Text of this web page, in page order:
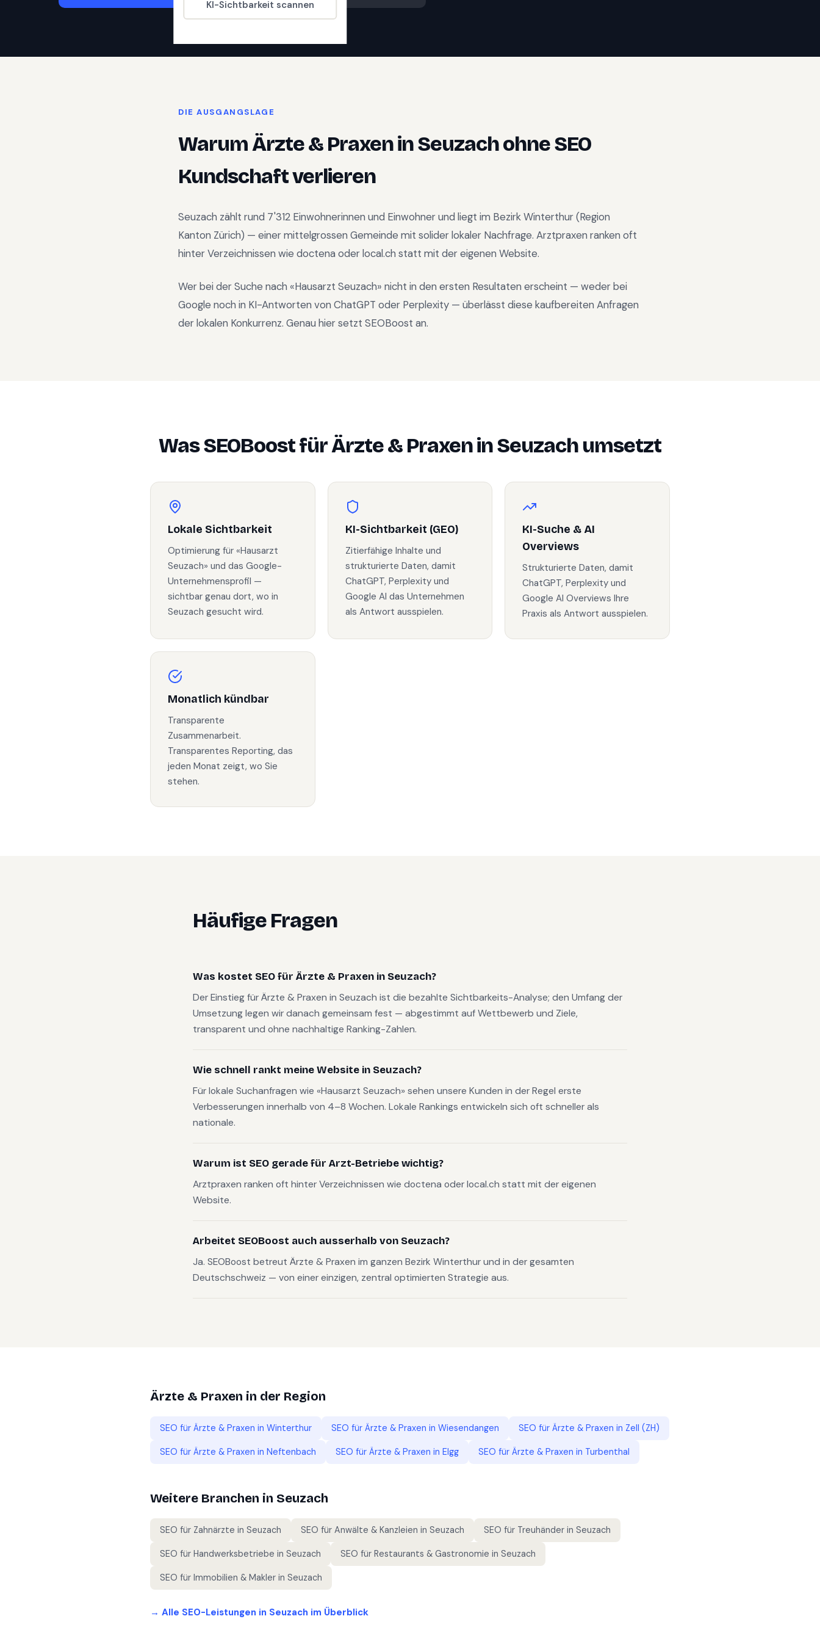
KI-Sichtbarkeit scannen
DIE AUSGANGSLAGE
WarumÄrzte & PraxeninSeuzachohne SEO
Kundschaft verlieren
Seuzach zählt rund 7'312 Einwohnerinnen und Einwohner und liegt im Bezirk Winterthur(Region
Kanton Zürich) — einer mittelgrossen Gemeinde mit solider lokaler Nachfrage. Arztpraxen ranken oft
hinter Verzeichnissen wie doctena oder local.ch statt mit der eigenen Website.
Wer bei der Suche nach «Hausarzt Seuzach» nicht in den ersten Resultaten erscheint — weder bei
Google noch in KI-Antworten von ChatGPT oder Perplexity — überlässt diese kaufbereiten Anfragen
der lokalen Konkurrenz. Genau hier setzt SEOBoost an.
Was SEOBoost fürÄrzte & PraxeninSeuzachumsetzt
Lokale Sichtbarkeit
Optimierung für «Hausarzt
Seuzach» und das Google-
Unternehmensprofil —
sichtbar genau dort, wo in
Seuzach gesucht wird.
KI-Sichtbarkeit (GEO)
Zitierfähige Inhalte und
strukturierte Daten, damit
ChatGPT, Perplexity und
Google AI das Unternehmen
als Antwort ausspielen.
KI-Suche & AI
Overviews
Strukturierte Daten, damit
ChatGPT, Perplexity und
Google AI Overviews Ihre
Praxis als Antwort ausspielen.
Monatlich kündbar
Transparente
Zusammenarbeit.
Transparentes Reporting, das
jeden Monat zeigt, wo Sie
stehen.
Häufige Fragen
Was kostet SEO für Ärzte & Praxen in Seuzach?
Der Einstieg für Ärzte & Praxen in Seuzach ist die bezahlte Sichtbarkeits-Analyse; den Umfang der
Umsetzung legen wir danach gemeinsam fest — abgestimmt auf Wettbewerb und Ziele,
transparent und ohne nachhaltige Ranking-Zahlen.
Wie schnell rankt meine Website in Seuzach?
Für lokale Suchanfragen wie «Hausarzt Seuzach» sehen unsere Kunden in der Regel erste
Verbesserungen innerhalb von 4–8 Wochen. Lokale Rankings entwickeln sich oft schneller als
nationale.
Warum ist SEO gerade für Arzt-Betriebe wichtig?
Arztpraxen ranken oft hinter Verzeichnissen wie doctena oder local.ch statt mit der eigenen
Website.
Arbeitet SEOBoost auch ausserhalb von Seuzach?
Ja. SEOBoost betreut Ärzte & Praxen im ganzen Bezirk Winterthur und in der gesamten
Deutschschweiz — von einer einzigen, zentral optimierten Strategie aus.
Ärzte & Praxen in der Region
SEO für Ärzte & Praxen in Winterthur SEO für Ärzte & Praxen in Wiesendangen SEO für Ärzte & Praxen in Zell (ZH)
SEO für Ärzte & Praxen in Neftenbach SEO für Ärzte & Praxen in Elgg SEO für Ärzte & Praxen in Turbenthal
Weitere Branchen in Seuzach
SEO für Zahnärzte in Seuzach SEO für Anwälte & Kanzleien in Seuzach SEO für Treuhänder in Seuzach
SEO für Handwerksbetriebe in Seuzach SEO für Restaurants & Gastronomie in Seuzach
SEO für Immobilien & Makler in Seuzach
→ Alle SEO-Leistungen in Seuzach im Überblick